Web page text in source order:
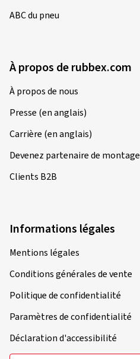
ABC du pneu
À propos de rubbex.com
À propos de nous
Presse (en anglais)
Carrière (en anglais)
Devenez partenaire de montage
Clients B2B
Informations légales
Mentions légales
Conditions générales de vente
Politique de confidentialité
Paramètres de confidentialité
Déclaration d'accessibilité